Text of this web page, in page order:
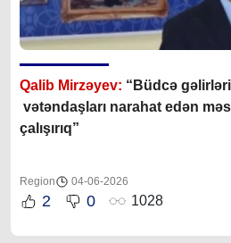
Qalib Mirzəyev: “Büdcə
vətəndaşları narahat edən
çalışırıq”
Region 04-06-2026
2 0 1028